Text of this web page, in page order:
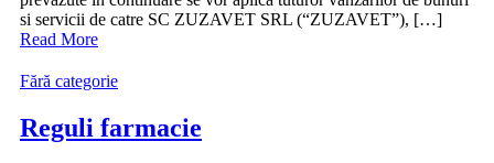
si servicii de catre SC ZUZAVET SRL (“ZUZAVET”), […]
Read More
Fără categorie
Reguli farmacie